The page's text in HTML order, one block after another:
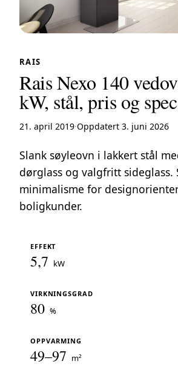
RAIS
Rais Nexo 140
kW, stål, pris og spec
21. april 2019·Oppdatert 3. juni 2026
Slank søyleovn i lakkert stål
dørglass og valgfritt sideglass.
minimalisme for
boligkunder.
EFFEKT
5,7 kW
VIRKNINGSGRAD
80 %
OPPVARMING
49–97 m²